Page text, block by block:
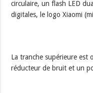
circulaire, un flash LED
digitales, le logo Xiaomi
La tranche supérieure est
réducteur de bruit et un